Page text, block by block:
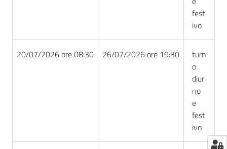
fest
ivo
20/07/2026 ore 08:30 26/07/2026 ore 19:30
turn
o
diur
no
e
fest
ivo